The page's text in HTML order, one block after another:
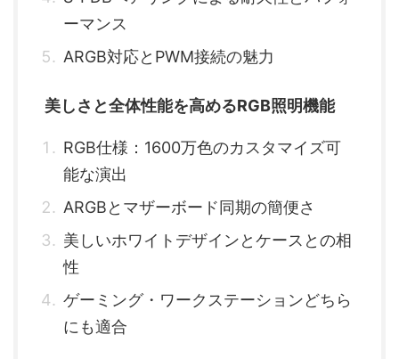
ーマンス
ARGB対応とPWM接続の魅力
美しさと全体性能を高めるRGB照明機能
RGB仕様：1600万色のカスタマイズ可
能な演出
ARGBとマザーボード同期の簡便さ
美しいホワイトデザインとケースとの相
性
ゲーミング・ワークステーションどちら
にも適合